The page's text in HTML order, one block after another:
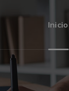
Inicio